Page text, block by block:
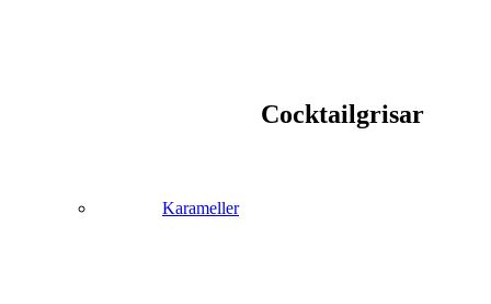
Cocktailgrisar
Karameller